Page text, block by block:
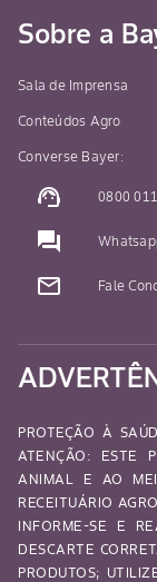
Sobre a
Sala de Imprensa
Conteúdos Agro
Converse Bayer:
support_agent 0800
question_answer
mail_outline Fale
PROTEÇÃO À
ATENÇÃO: ESTE
ANIMAL E AO
RECEITUÁRIO
INFORME-SE E
DESCARTE
PRODUTOS;